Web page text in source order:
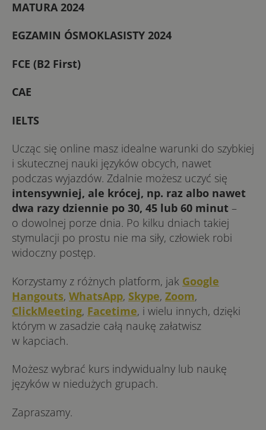
MATURA 2024
EGZAMIN ÓSMOKLASISTY 2024
FCE (B2 First)
CAE
IELTS
Ucząc się online masz idealne warunki do szybkiej
i skutecznej nauki języków obcych, nawet
podczas wyjazdów. Zdalnie możesz uczyć się
intensywniej, ale krócej, np. raz albo nawet
dwa razy dziennie po 30, 45 lub 60 minut –
o dowolnej porze dnia. Po kilku dniach takiej
stymulacji po prostu nie ma siły, człowiek robi
widoczny postęp.
Korzystamy z różnych platform, jak Google
Hangouts, WhatsApp, Skype, Zoom,
ClickMeeting, Facetime, i wielu innych, dzięki
którym w zasadzie całą naukę załatwisz
w kapciach.
Możesz wybrać kurs indywidualny lub naukę
języków w niedużych grupach.
Zapraszamy.